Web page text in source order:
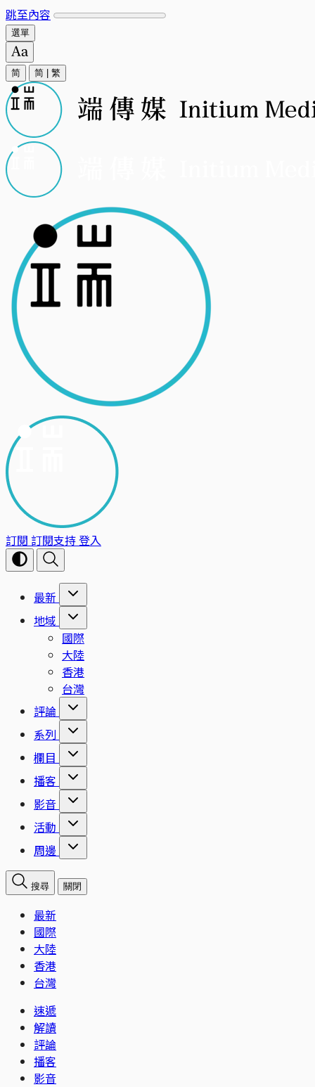
跳至內容
選單
简 简 繁
訂閱 訂閱支持登入
最新
地域
國際
大陸
香港
台灣
評論
系列
欄目
播客
影音
活動
周邊
搜尋 關閉
最新
國際
大陸
香港
台灣
速遞
解讀
評論
播客
影音